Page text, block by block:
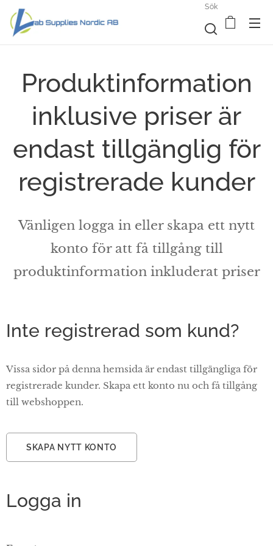
Sök
Produktinformation
inklusive priser är
endast tillgänglig för
registrerade kunder
Vänligen logga in eller skapa ett nytt
konto för att få tillgång till
produktinformation inkluderat priser
Inte registrerad som kund?
Vissa sidor på denna hemsida är endast tillgängliga för
registrerade kunder. Skapa ett konto nu och få tillgång
till webshoppen.
SKAPA NYTT KONTO
Logga in